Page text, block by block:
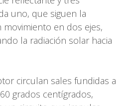
uno, que siguen la
en dos ejes,
la radiación solar hacia
circulan sales fundidas a
grados centígrados,